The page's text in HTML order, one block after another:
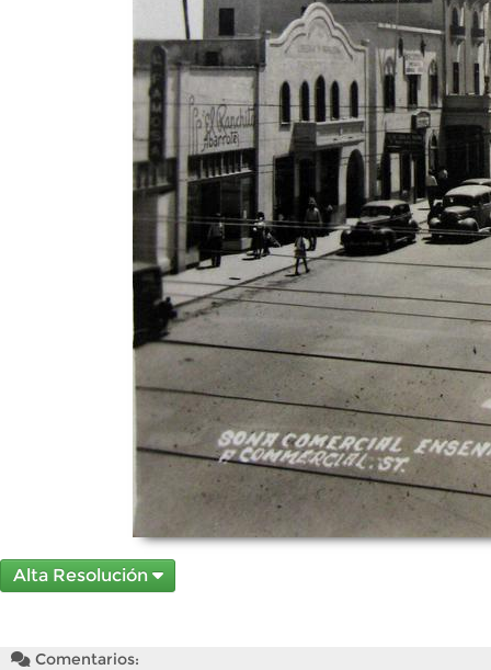
Alta Resolución
Comentarios: